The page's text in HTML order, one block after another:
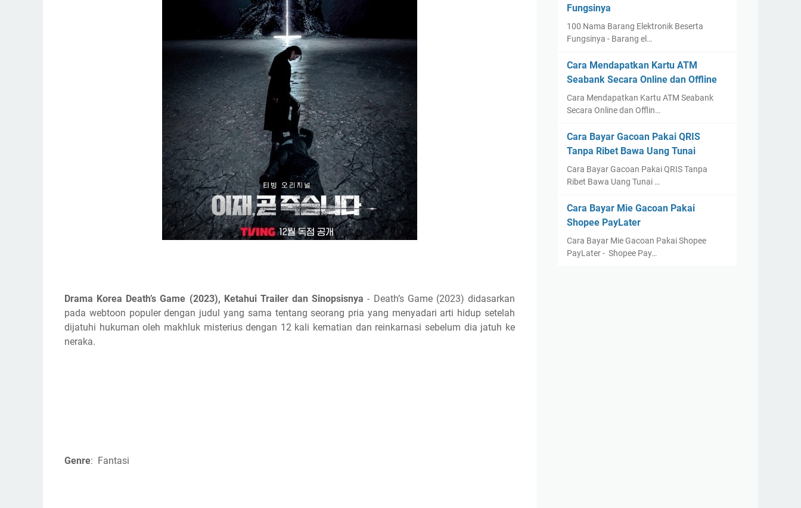
Drama Korea Death’s Game (2023), Ketahui Trailer dan Sinopsisnya - Death’s Game (2023) didasarkan
pada webtoon populer dengan judul yang sama tentang seorang pria yang menyadari arti hidup setelah
dijatuhi hukuman oleh makhluk misterius dengan 12 kali kematian dan reinkarnasi sebelum dia jatuh ke
neraka.
Genre: Fantasi
Fungsinya
100 Nama Barang Elektronik Beserta
Fungsinya - Barang el…
Cara Mendapatkan Kartu ATM
Seabank Secara Online dan Offline
Cara Mendapatkan Kartu ATM Seabank
Secara Online dan Offlin…
Cara Bayar Gacoan Pakai QRIS
Tanpa Ribet Bawa Uang Tunai
Cara Bayar Gacoan Pakai QRIS Tanpa
Ribet Bawa Uang Tunai …
Cara Bayar Mie Gacoan Pakai
Shopee PayLater
Cara Bayar Mie Gacoan Pakai Shopee
PayLater - Shopee Pay…